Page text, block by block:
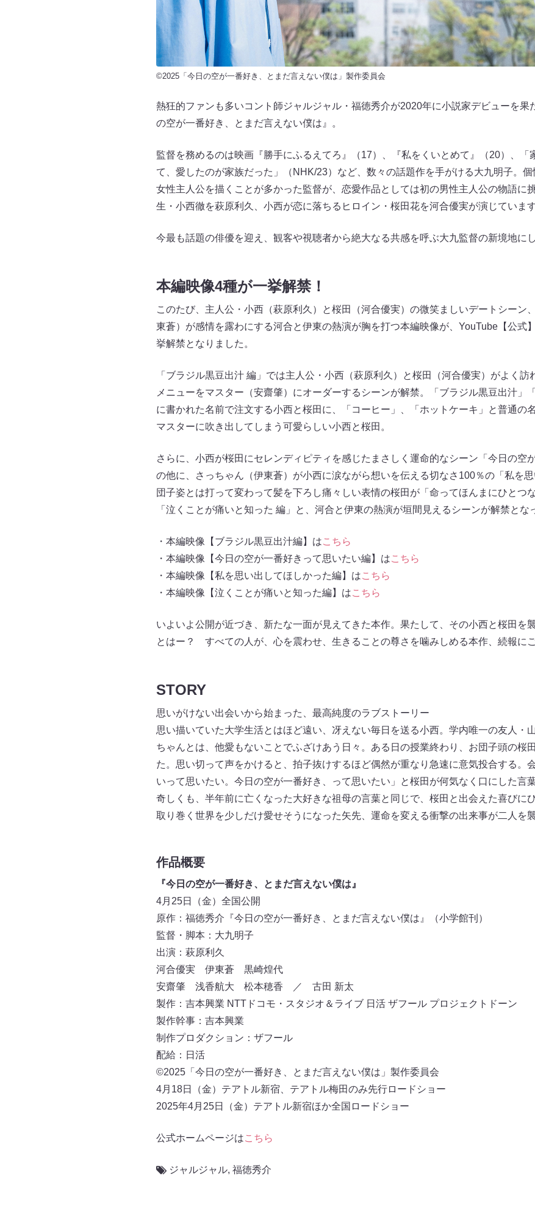
©2025「今日の空が一番好き、とまだ言えない僕は」製作委員会
熱狂的ファンも多いコント師ジャルジャル・福徳秀介が2020年に小説家デビューを果
の空が一番好き、とまだ言えない僕は』。
監督を務めるのは映画『勝手にふるえてろ』（17）、『私をくいとめて』（20）、「
て、愛したのが家族だった」（NHK/23）など、数々の話題作を手がける大九明子。
女性主人公を描くことが多かった監督が、恋愛作品としては初の男性主人公の物語に
生・小西徹を萩原利久、小西が恋に落ちるヒロイン・桜田花を河合優実が演じています
今最も話題の俳優を迎え、観客や視聴者から絶大なる共感を呼ぶ大九監督の新境地に
本編映像4種が一挙解禁！
このたび、主人公・小西（萩原利久）と桜田（河合優実）の微笑ましいデートシーン
東蒼）が感情を露わにする河合と伊東の熱演が胸を打つ本編映像が、YouTube【公式
挙解禁となりました。
「ブラジル黒豆出汁 編」では主人公・小西（萩原利久）と桜田（河合優実）がよく訪
メニューをマスター（安齋肇）にオーダーするシーンが解禁。「ブラジル黒豆出汁」
に書かれた名前で注文する小西と桜田に、「コーヒー」、「ホットケーキ」と普通の
マスターに吹き出してしまう可愛らしい小西と桜田。
さらに、小西が桜田にセレンディピティを感じたまさしく運命的なシーン「今日の空
の他に、さっちゃん（伊東蒼）が小西に涙ながら想いを伝える切なさ100％の「私を
団子姿とは打って変わって髪を下ろし痛々しい表情の桜田が「命ってほんまにひとつ
「泣くことが痛いと知った 編」と、河合と伊東の熱演が垣間見えるシーンが解禁とな
・本編映像【ブラジル黒豆出汁編】はこちら
・本編映像【今日の空が一番好きって思いたい編】はこちら
・本編映像【私を思い出してほしかった編】はこちら
・本編映像【泣くことが痛いと知った編】はこちら
いよいよ公開が近づき、新たな一面が見えてきた本作。果たして、その小西と桜田を
とはー？ すべての人が、心を震わせ、生きることの尊さを噛みしめる本作、続報に
STORY
思いがけない出会いから始まった、最高純度のラブストーリー
思い描いていた大学生活とはほど遠い、冴えない毎日を送る小西。学内唯一の友人・
ちゃんとは、他愛もないことでふざけあう日々。ある日の授業終わり、お団子頭の桜
た。思い切って声をかけると、拍子抜けするほど偶然が重なり急速に意気投合する。
いって思いたい。今日の空が一番好き、って思いたい」と桜田が何気なく口にした言
奇しくも、半年前に亡くなった大好きな祖母の言葉と同じで、桜田と出会えた喜びに
取り巻く世界を少しだけ愛せそうになった矢先、運命を変える衝撃の出来事が二人を襲
作品概要
『今日の空が一番好き、とまだ言えない僕は』
4月25日（金）全国公開
原作：福徳秀介『今日の空が一番好き、とまだ言えない僕は』（小学館刊）
監督・脚本：大九明子
出演：萩原利久
河合優実 伊東蒼 黒崎煌代
安齋肇 浅香航大 松本穂香 ／ 古田 新太
製作：吉本興業 NTTドコモ・スタジオ＆ライブ 日活 ザフール プロジェクトドーン
製作幹事：吉本興業
制作プロダクション：ザフール
配給：日活
©2025「今日の空が一番好き、とまだ言えない僕は」製作委員会
4月18日（金）テアトル新宿、テアトル梅田のみ先行ロードショー
2025年4月25日（金）テアトル新宿ほか全国ロードショー
公式ホームページはこちら
ジャルジャル, 福徳秀介